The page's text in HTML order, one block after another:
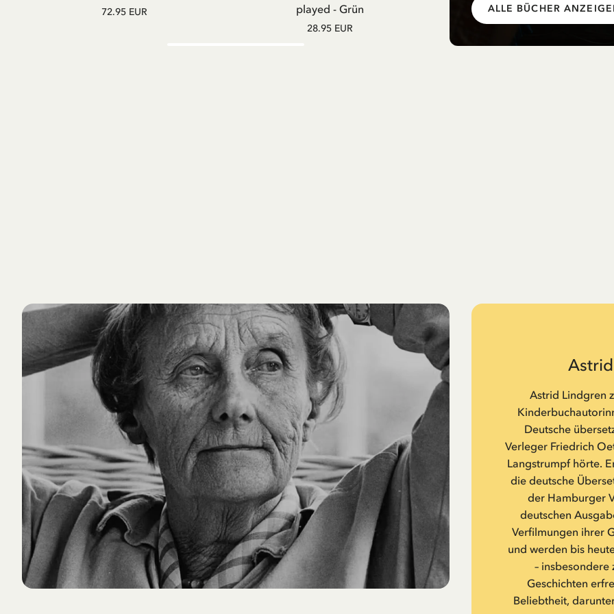
ALLE BÜCHER
72.95 EUR played - Grün
28.95 EUR
Nachthemd Lila – 550 ml
Astrid Lindgren
Deutsche
Verleger Friedrich
Langstrumpf hörte.
die deutsche
der Hamburger
deutschen
Verfilmungen ihrer
und werden bis
– insbesondere
Geschichten
Beliebtheit,